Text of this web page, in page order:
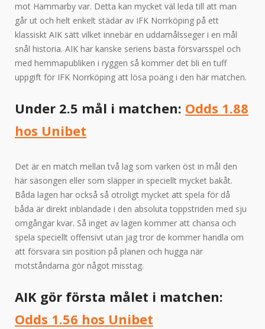
mot Hammarby var. Detta kan mycket väl leda till att man
går ut och helt enkelt städar av IFK Norrköping på ett
klassiskt AIK sätt vilket innebär en uddamålsseger i en mål
snål historia. AIK har kanske seriens bästa försvarsspel och
med hemmapubliken i ryggen så kommer det bli en tuff
uppgift för IFK Norrköping att lösa poäng i den här matchen.
Under 2.5 mål i matchen: Odds 1.88
hos Unibet
Det är en match mellan två lag som varken öst in mål den
här säsongen eller som släpper in speciellt mycket bakåt.
Båda lagen har också så otroligt mycket att spela för då
båda är direkt inblandade i den absoluta toppstriden med sju
omgångar kvar. Så inget av lagen kommer att chansa och
spela speciellt offensivt utan jag tror de kommer handla om
att försvara sin position på planen och hugga när
motståndarna gör något misstag.
AIK gör första målet i matchen:
Odds 1.56 hos Unibet